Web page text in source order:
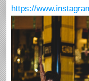
https://